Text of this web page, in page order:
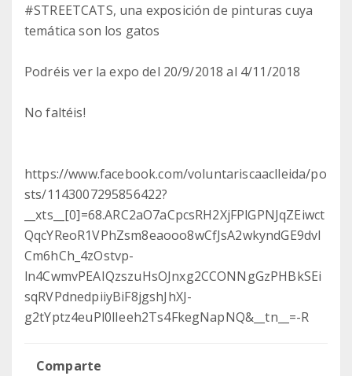
#STREETCATS, una exposición de pinturas cuya
temática son los gatos
Podréis ver la expo del 20/9/2018 al 4/11/2018
No faltéis!
https://www.facebook.com/voluntariscaaclleida/po
sts/1143007295856422?
__xts__[0]=68.ARC2aO7aCpcsRH2XjFPlGPNJqZEiwct
QqcYReoR1VPhZsm8eaooo8wCfJsA2wkyndGE9dvI
Cm6hCh_4zOstvp-
ln4CwmvPEAIQzszuHsOJnxg2CCONNgGzPHBkSEi
sqRVPdnedpiiyBiF8jgshJhXJ-
g2tYptz4euPl0lIeeh2Ts4FkegNapNQ&__tn__=-R
Comparte